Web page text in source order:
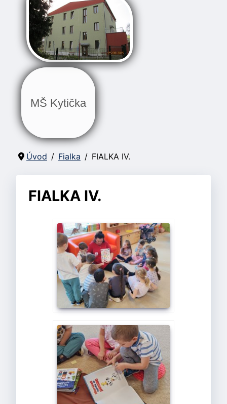
MŠ Kytička
Úvod Fialka FIALKA IV.
FIALKA IV.